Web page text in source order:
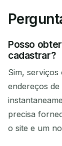
Posso
cadastrar?
Sim,
endereços
precisa
o site e um